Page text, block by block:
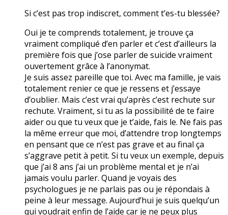
Si c’est pas trop indiscret, comment t’es-tu blessée?
Oui je te comprends totalement, je trouve ça
vraiment compliqué d’en parler et c’est d’ailleurs la
première fois que j’ose parler de suicide vraiment
ouvertement grâce à l’anonymat.
Je suis assez pareille que toi. Avec ma famille, je vais
totalement renier ce que je ressens et j’essaye
d’oublier. Mais c’est vrai qu’après c’est rechute sur
rechute. Vraiment, si tu as la possibilité de te faire
aider ou que tu veux que je t’aide, fais le. Ne fais pas
la même erreur que moi, d’attendre trop longtemps
en pensant que ce n’est pas grave et au final ça
s’aggrave petit à petit. Si tu veux un exemple, depuis
que j’ai 8 ans j’ai un problème mental et je n’ai
jamais voulu parler. Quand je voyais des
psychologues je ne parlais pas ou je répondais à
peine à leur message. Aujourd’hui je suis quelqu’un
qui voudrait enfin de l’aide car je ne peux plus